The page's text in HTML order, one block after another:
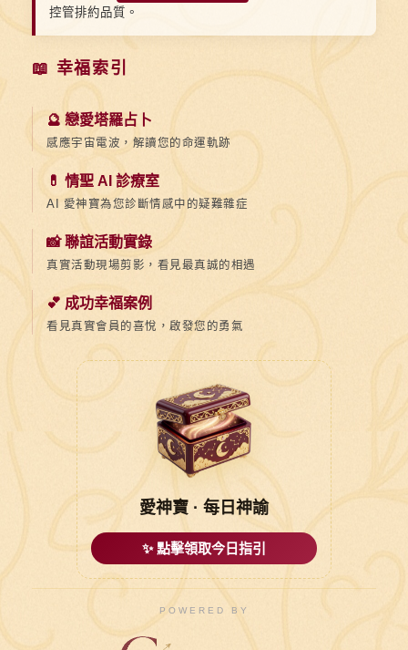
控管排約品質。
📖 幸福索引
🔮 戀愛塔羅占卜
感應宇宙電波，解讀您的命運軌跡
💊 情聖 AI 診療室
AI 愛神寶為您診斷情感中的疑難雜症
📸 聯誼活動實錄
真實活動現場剪影，看見最真誠的相遇
💕 成功幸福案例
看見真實會員的喜悅，啟發您的勇氣
愛神寶 · 每日神諭
✨ 點擊領取今日指引
POWERED BY